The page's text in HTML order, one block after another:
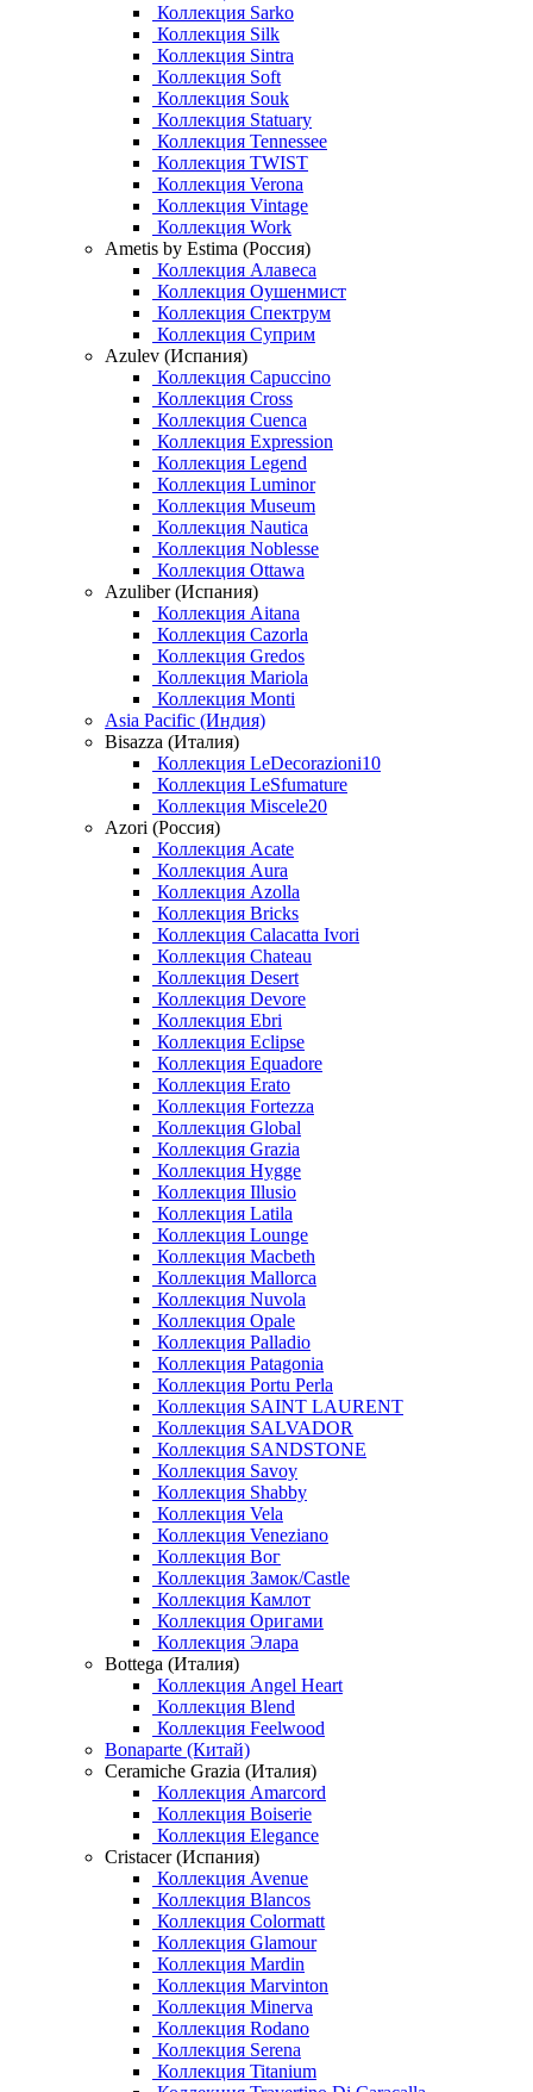
Коллекция Sarko
Коллекция Silk
Коллекция Sintra
Коллекция Soft
Коллекция Souk
Коллекция Statuary
Коллекция Tennessee
Коллекция TWIST
Коллекция Verona
Коллекция Vintage
Коллекция Work
Ametis by Estima (Россия)
Коллекция Алавеса
Коллекция Оушенмист
Коллекция Спектрум
Коллекция Суприм
Azulev (Испания)
Коллекция Capuccino
Коллекция Cross
Коллекция Cuenca
Коллекция Expression
Коллекция Legend
Коллекция Luminor
Коллекция Museum
Коллекция Nautica
Коллекция Noblesse
Коллекция Ottawa
Azuliber (Испания)
Коллекция Aitana
Коллекция Cazorla
Коллекция Gredos
Коллекция Mariola
Коллекция Monti
Asia Pacific (Индия)
Bisazza (Италия)
Коллекция LeDecorazioni10
Коллекция LeSfumature
Коллекция Miscele20
Azori (Россия)
Коллекция Acate
Коллекция Aura
Коллекция Azolla
Коллекция Bricks
Коллекция Calacatta Ivori
Коллекция Chateau
Коллекция Desert
Коллекция Devore
Коллекция Ebri
Коллекция Eclipse
Коллекция Equadore
Коллекция Erato
Коллекция Fortezza
Коллекция Global
Коллекция Grazia
Коллекция Hygge
Коллекция Illusio
Коллекция Latila
Коллекция Lounge
Коллекция Macbeth
Коллекция Mallorca
Коллекция Nuvola
Коллекция Opale
Коллекция Palladio
Коллекция Patagonia
Коллекция Portu Perla
Коллекция SAINT LAURENT
Коллекция SALVADOR
Коллекция SANDSTONE
Коллекция Savoy
Коллекция Shabby
Коллекция Vela
Коллекция Veneziano
Коллекция Вог
Коллекция Замок/Castle
Коллекция Камлот
Коллекция Оригами
Коллекция Элара
Bottega (Италия)
Коллекция Angel Heart
Коллекция Blend
Коллекция Feelwood
Bonaparte (Китай)
Ceramiche Grazia (Италия)
Коллекция Amarcord
Коллекция Boiserie
Коллекция Elegance
Cristacer (Испания)
Коллекция Avenue
Коллекция Blancos
Коллекция Colormatt
Коллекция Glamour
Коллекция Mardin
Коллекция Marvinton
Коллекция Minerva
Коллекция Rodano
Коллекция Serena
Коллекция Titanium